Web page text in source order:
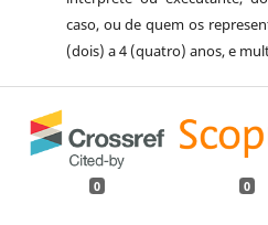
caso, ou de quem os
(dois) a 4 (quatro) anos, e
0 0